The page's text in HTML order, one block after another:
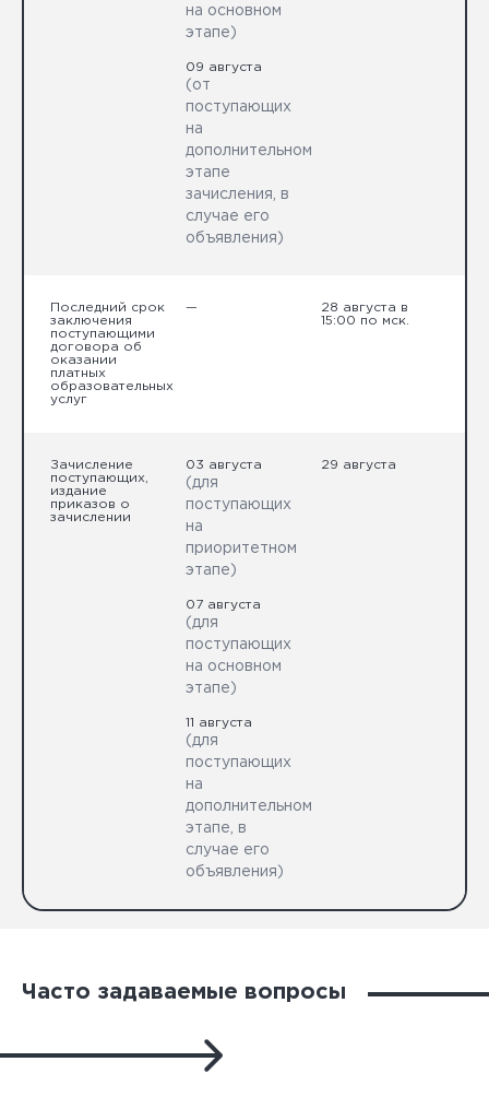
на основном
этапе)
09 августа
(от
поступающих
на
дополнительном
этапе
зачисления, в
случае его
объявления)
Последний срок
заключения
поступающими
договора об
оказании
платных
образовательных
услуг
—
28 августа в
15:00 по мск.
Зачисление
поступающих,
издание
приказов о
зачислении
03 августа
(для
поступающих
на
приоритетном
этапе)
29 августа
07 августа
(для
поступающих
на основном
этапе)
11 августа
(для
поступающих
на
дополнительном
этапе, в
случае его
объявления)
Часто задаваемые вопросы